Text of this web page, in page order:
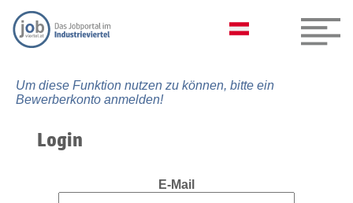
Um diese Funktion nutzen zu können, bitte ein
Bewerberkonto anmelden!
Login
E-Mail